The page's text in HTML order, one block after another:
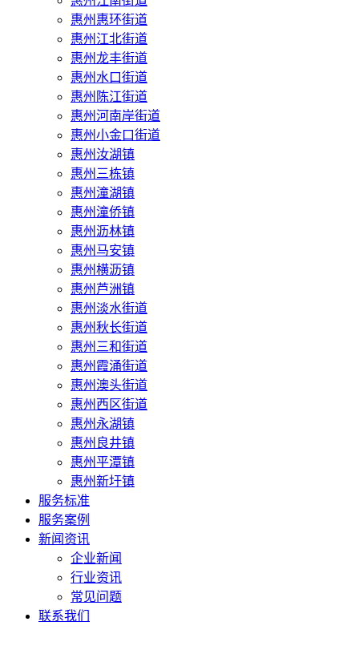
惠州惠环街道
惠州江北街道
惠州龙丰街道
惠州水口街道
惠州陈江街道
惠州河南岸街道
惠州小金口街道
惠州汝湖镇
惠州三栋镇
惠州潼湖镇
惠州潼侨镇
惠州沥林镇
惠州马安镇
惠州横沥镇
惠州芦洲镇
惠州淡水街道
惠州秋长街道
惠州三和街道
惠州霞涌街道
惠州澳头街道
惠州西区街道
惠州永湖镇
惠州良井镇
惠州平潭镇
惠州新圩镇
服务标准
服务案例
新闻资讯
企业新闻
行业资讯
常见问题
联系我们